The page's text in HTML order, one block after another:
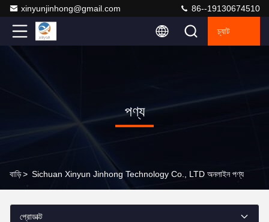
xinyunjinhong@gmail.com 86--19130674510
চ্যাট
পণ্য
বাড়ি> Sichuan Xinyun Jinhong Technology Co., LTD অনলাইন পণ্য
প্রোডাক্ট